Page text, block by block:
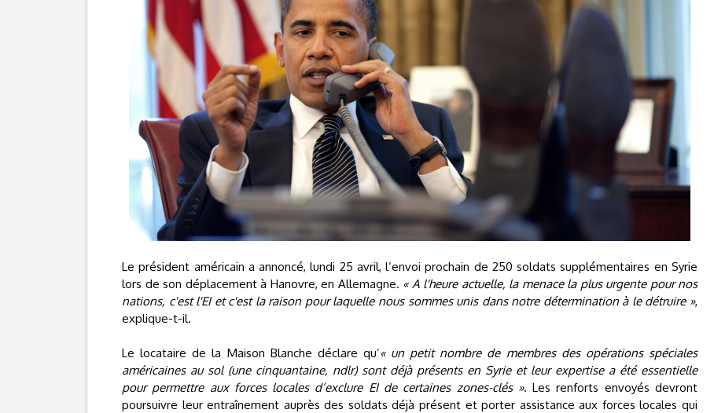
Le président américain a annoncé, lundi 25 avril, l’envoi prochain de 250 soldats supplémentaires en Syrie
lors de son déplacement à Hanovre, en Allemagne. « A l'heure actuelle, la menace la plus urgente pour nos
nations, c'est l'EI et c'est la raison pour laquelle nous sommes unis dans notre détermination à le détruire »,
explique-t-il.
Le locataire de la Maison Blanche déclare qu’« un petit nombre de membres des opérations spéciales
américaines au sol (une cinquantaine, ndlr) sont déjà présents en Syrie et leur expertise a été essentielle
pour permettre aux forces locales d’exclure EI de certaines zones-clés ». Les renforts envoyés devront
poursuivre leur entraînement auprès des soldats déjà présent et porter assistance aux forces locales qui